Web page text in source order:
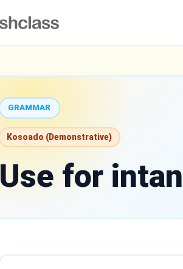
GRAMMAR
Kosoado (Demonstrative)
Use for